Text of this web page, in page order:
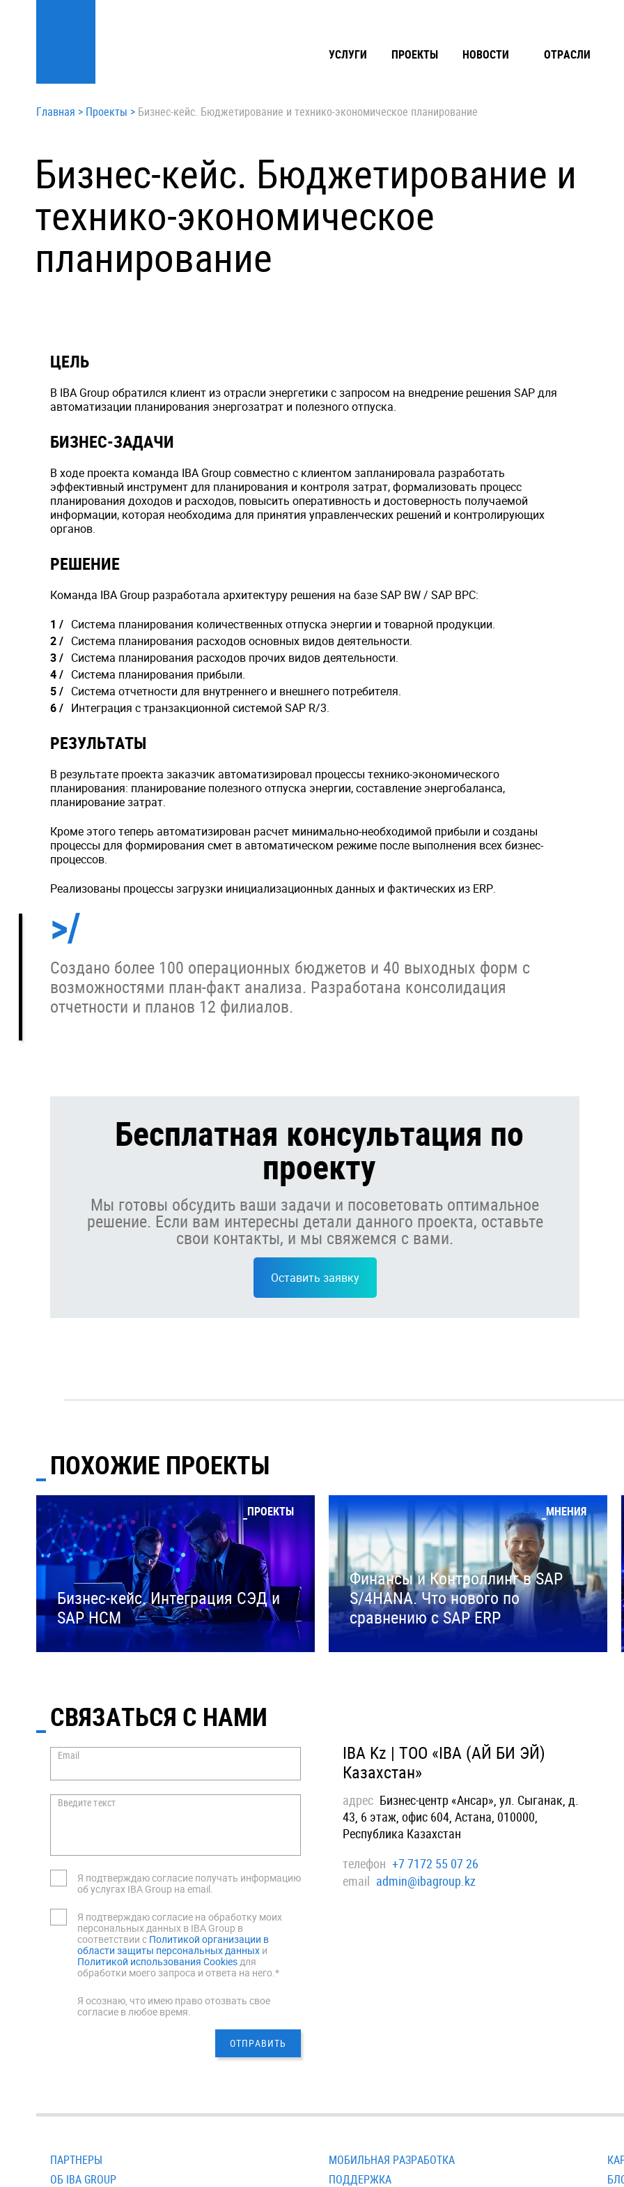
УСЛУГИ ПРОЕКТЫ НОВОСТИ ОТРАСЛИ
Главная > Проекты > Бизнес-кейс. Бюджетирование и технико-экономическое планирование
Бизнес-кейс. Бюджетирование и
технико-экономическое
планирование
ЦЕЛЬ
В IBA Group обратился клиент из отрасли энергетики с запросом на внедрение решения SAP для
автоматизации планирования энергозатрат и полезного отпуска.
БИЗНЕС-ЗАДАЧИ
В ходе проекта команда IBA Group совместно с клиентом запланировала разработать
эффективный инструмент для планирования и контроля затрат, формализовать процесс
планирования доходов и расходов, повысить оперативность и достоверность получаемой
информации, которая необходима для принятия управленческих решений и контролирующих
органов.
РЕШЕНИЕ
Команда IBA Group разработала архитектуру решения на базе SAP BW / SAP BPC:
Система планирования количественных отпуска энергии и товарной продукции.
Система планирования расходов основных видов деятельности.
Система планирования расходов прочих видов деятельности.
Система планирования прибыли.
Система отчетности для внутреннего и внешнего потребителя.
Интеграция с транзакционной системой SAP R/3.
РЕЗУЛЬТАТЫ
В результате проекта заказчик автоматизировал процессы технико-экономического
планирования: планирование полезного отпуска энергии, составление энергобаланса,
планирование затрат.
Кроме этого теперь автоматизирован расчет минимально-необходимой прибыли и созданы
процессы для формирования смет в автоматическом режиме после выполнения всех бизнес-
процессов.
Реализованы процессы загрузки инициализационных данных и фактических из ERP.
Создано более 100 операционных бюджетов и 40 выходных форм с
возможностями план-факт анализа. Разработана консолидация
отчетности и планов 12 филиалов.
Бесплатная консультация по
проекту
Мы готовы обсудить ваши задачи и посоветовать оптимальное
решение. Если вам интересны детали данного проекта, оставьте
свои контакты, и мы свяжемся с вами.
Оставить заявку
ПОХОЖИЕ ПРОЕКТЫ
ПРОЕКТЫ
Бизнес-кейс. Интеграция СЭД и
SAP HCM
МНЕНИЯ
Финансы и Контроллинг в SAP
S/4HANA. Что нового по
сравнению с SAP ERP
СВЯЗАТЬСЯ С НАМИ
Email
Введите текст
Я подтверждаю согласие получать информацию
об услугах IBA Group на email.
Я подтверждаю согласие на обработку моих
персональных данных в IBA Group в
соответствии с Политикой организации в
области защиты персональных данных и
Политикой использования Cookiesдля
обработки моего запроса и ответа на него.*
Я осознаю, что имею право отозвать свое
согласие в любое время.
IBA Kz | ТОО «IBA (АЙ БИ ЭЙ)
Казахстан»
адрес Бизнес-центр «Ансар», ул. Сыганак, д.
43, 6 этаж, офис 604, Астана, 010000,
Республика Казахстан
телефон +7 7172 55 07 26
email admin@ibagroup.kz
ПАРТНЕРЫ
ОБ IBA GROUP
МОБИЛЬНАЯ РАЗРАБОТКА
ПОДДЕРЖКА